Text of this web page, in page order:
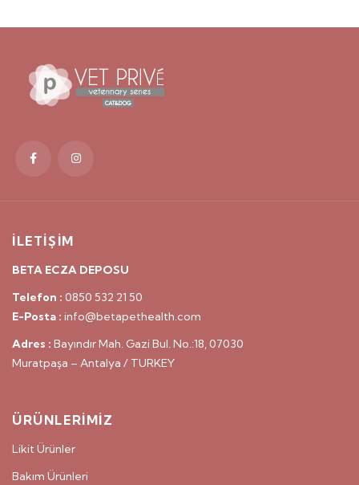
İLETİŞİM
BETA ECZA DEPOSU
Telefon : 0850 532 21 50
E-Posta : info@betapethealth.com
Adres : Bayındır Mah. Gazi Bul. No.:18, 07030
Muratpaşa – Antalya / TURKEY
ÜRÜNLERİMİZ
Likit Ürünler
Bakım Ürünleri